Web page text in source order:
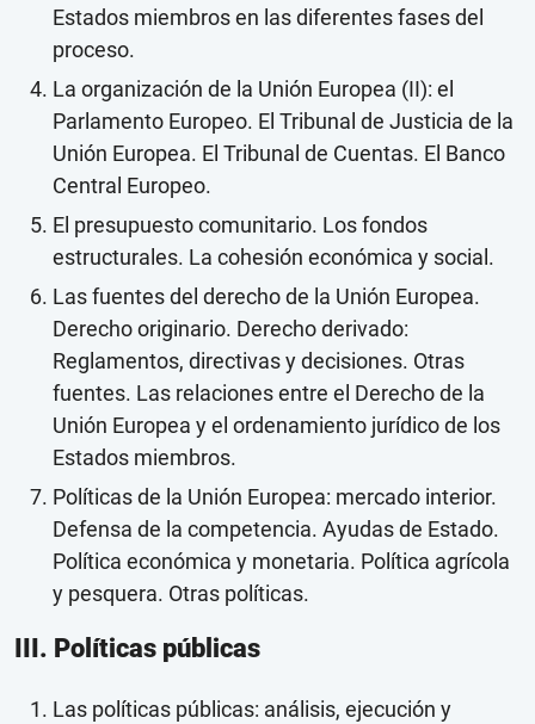
Estados miembros en las diferentes fases del
proceso.
La organización de la Unión Europea (II): el
Parlamento Europeo. El Tribunal de Justicia de la
Unión Europea. El Tribunal de Cuentas. El Banco
Central Europeo.
El presupuesto comunitario. Los fondos
estructurales. La cohesión económica y social.
Las fuentes del derecho de la Unión Europea.
Derecho originario. Derecho derivado:
Reglamentos, directivas y decisiones. Otras
fuentes. Las relaciones entre el Derecho de la
Unión Europea y el ordenamiento jurídico de los
Estados miembros.
Políticas de la Unión Europea: mercado interior.
Defensa de la competencia. Ayudas de Estado.
Política económica y monetaria. Política agrícola
y pesquera. Otras políticas.
III. Políticas públicas
Las políticas públicas: análisis, ejecución y